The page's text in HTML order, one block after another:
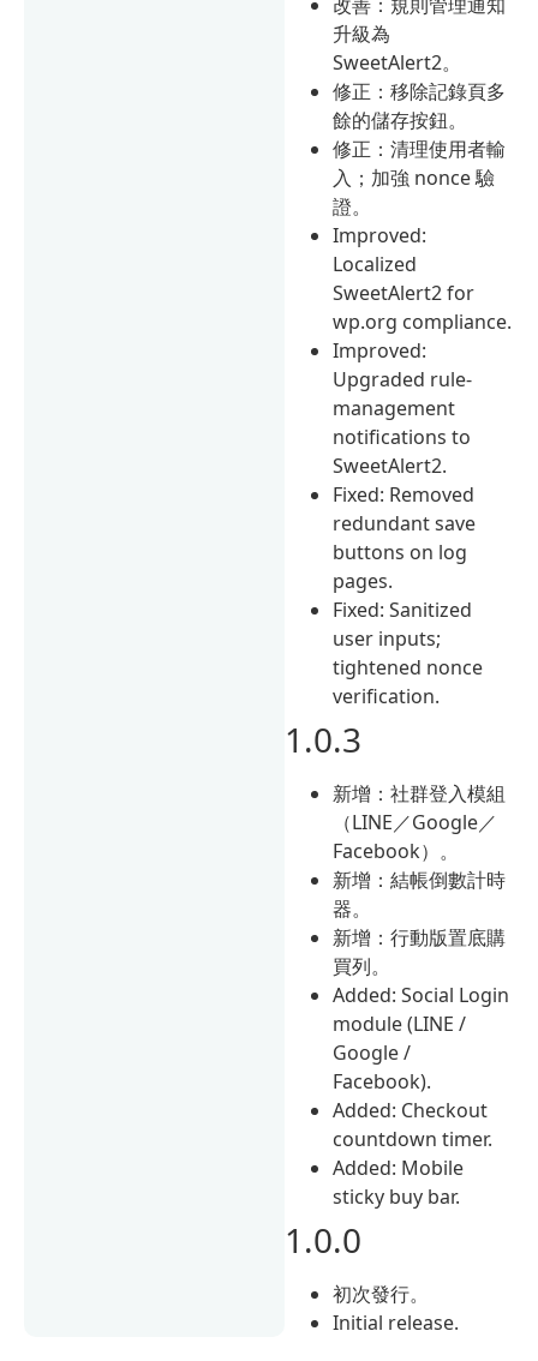
升級為
SweetAlert2。
修正：移除記錄頁多
餘的儲存按鈕。
修正：清理使用者輸
入；加強 nonce 驗
證。
Improved:
Localized
SweetAlert2 for
wp.org compliance.
Improved:
Upgraded rule-
management
notifications to
SweetAlert2.
Fixed: Removed
redundant save
buttons on log
pages.
Fixed: Sanitized
user inputs;
tightened nonce
verification.
1.0.3
新增：社群登入模組
（LINE／Google／
Facebook）。
新增：結帳倒數計時
器。
新增：行動版置底購
買列。
Added: Social Login
module (LINE /
Google /
Facebook).
Added: Checkout
countdown timer.
Added: Mobile
sticky buy bar.
1.0.0
初次發行。
Initial release.